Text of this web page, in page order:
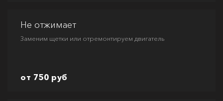
Не отжимает
Заменим щетки или отремонтируем двигатель
от 750 руб